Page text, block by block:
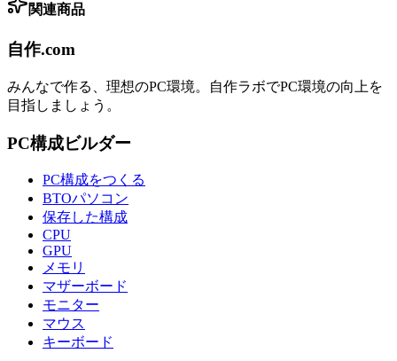
関連商品
自作.com
みんなで作る、理想のPC環境。 自作ラボでPC環境の向上を
目指しましょう。
PC構成ビルダー
PC構成をつくる
BTOパソコン
保存した構成
CPU
GPU
メモリ
マザーボード
モニター
マウス
キーボード